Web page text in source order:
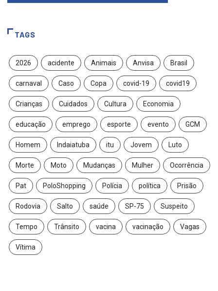
TAGS
2026 acidente Animais Anvisa Brasil
carnaval Caso Copa covid-19 covid19
Crianças Cuidados Cultura Economia
educação emprego esporte evento GCM
Homem Indaiatuba itu Jovem Luto
Morte Moto Mudanças Mulher Ocorrência
Pat PoloShopping Polícia política Prisão
Rodovia Salto saúde SP-75 Suspeito
Tempo Trânsito vacina vacinação Vagas
Vítima